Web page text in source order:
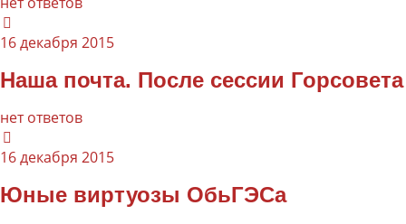
16 декабря 2015
Наша почта. После сессии Горсовета
нет ответов
16 декабря 2015
Юные виртуозы ОбьГЭСа